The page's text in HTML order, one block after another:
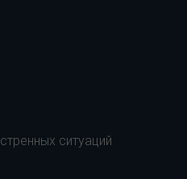
ситуаций